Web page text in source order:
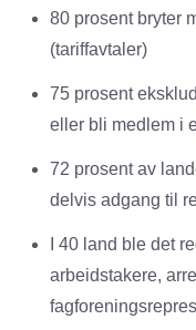
80 prosent bryter
(tariffavtaler)
75 prosent
eller bli medlem i
72 prosent av
delvis adgang til
I 40 land ble det
arbeidstakere,